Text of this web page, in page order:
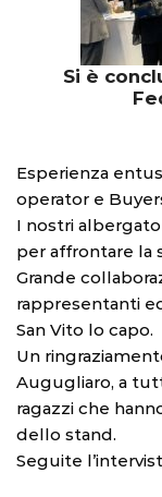
Si è
Esperienza
operator e
I nostri
per affrontare la
Grande
rappresentanti
San Vito lo capo.
Un
Augugliaro, a
ragazzi che
dello stand.
Seguite